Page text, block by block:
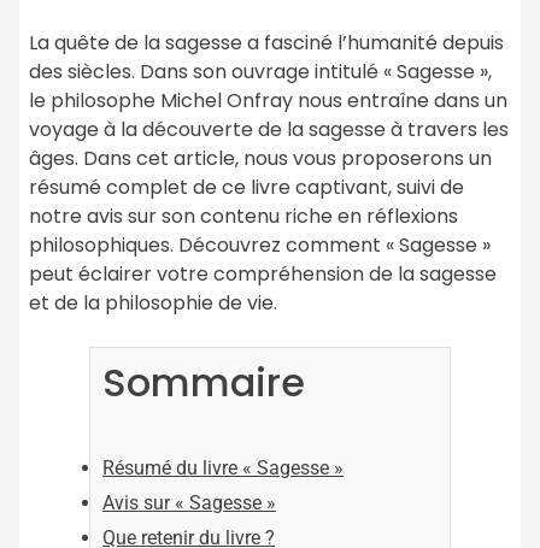
La quête de la sagesse a fasciné l’humanité depuis
des siècles. Dans son ouvrage intitulé « Sagesse »,
le philosophe Michel Onfray nous entraîne dans un
voyage à la découverte de la sagesse à travers les
âges. Dans cet article, nous vous proposerons un
résumé complet de ce livre captivant, suivi de
notre avis sur son contenu riche en réflexions
philosophiques. Découvrez comment « Sagesse »
peut éclairer votre compréhension de la sagesse
et de la philosophie de vie.
Sommaire
Résumé du livre « Sagesse »
Avis sur « Sagesse »
Que retenir du livre ?